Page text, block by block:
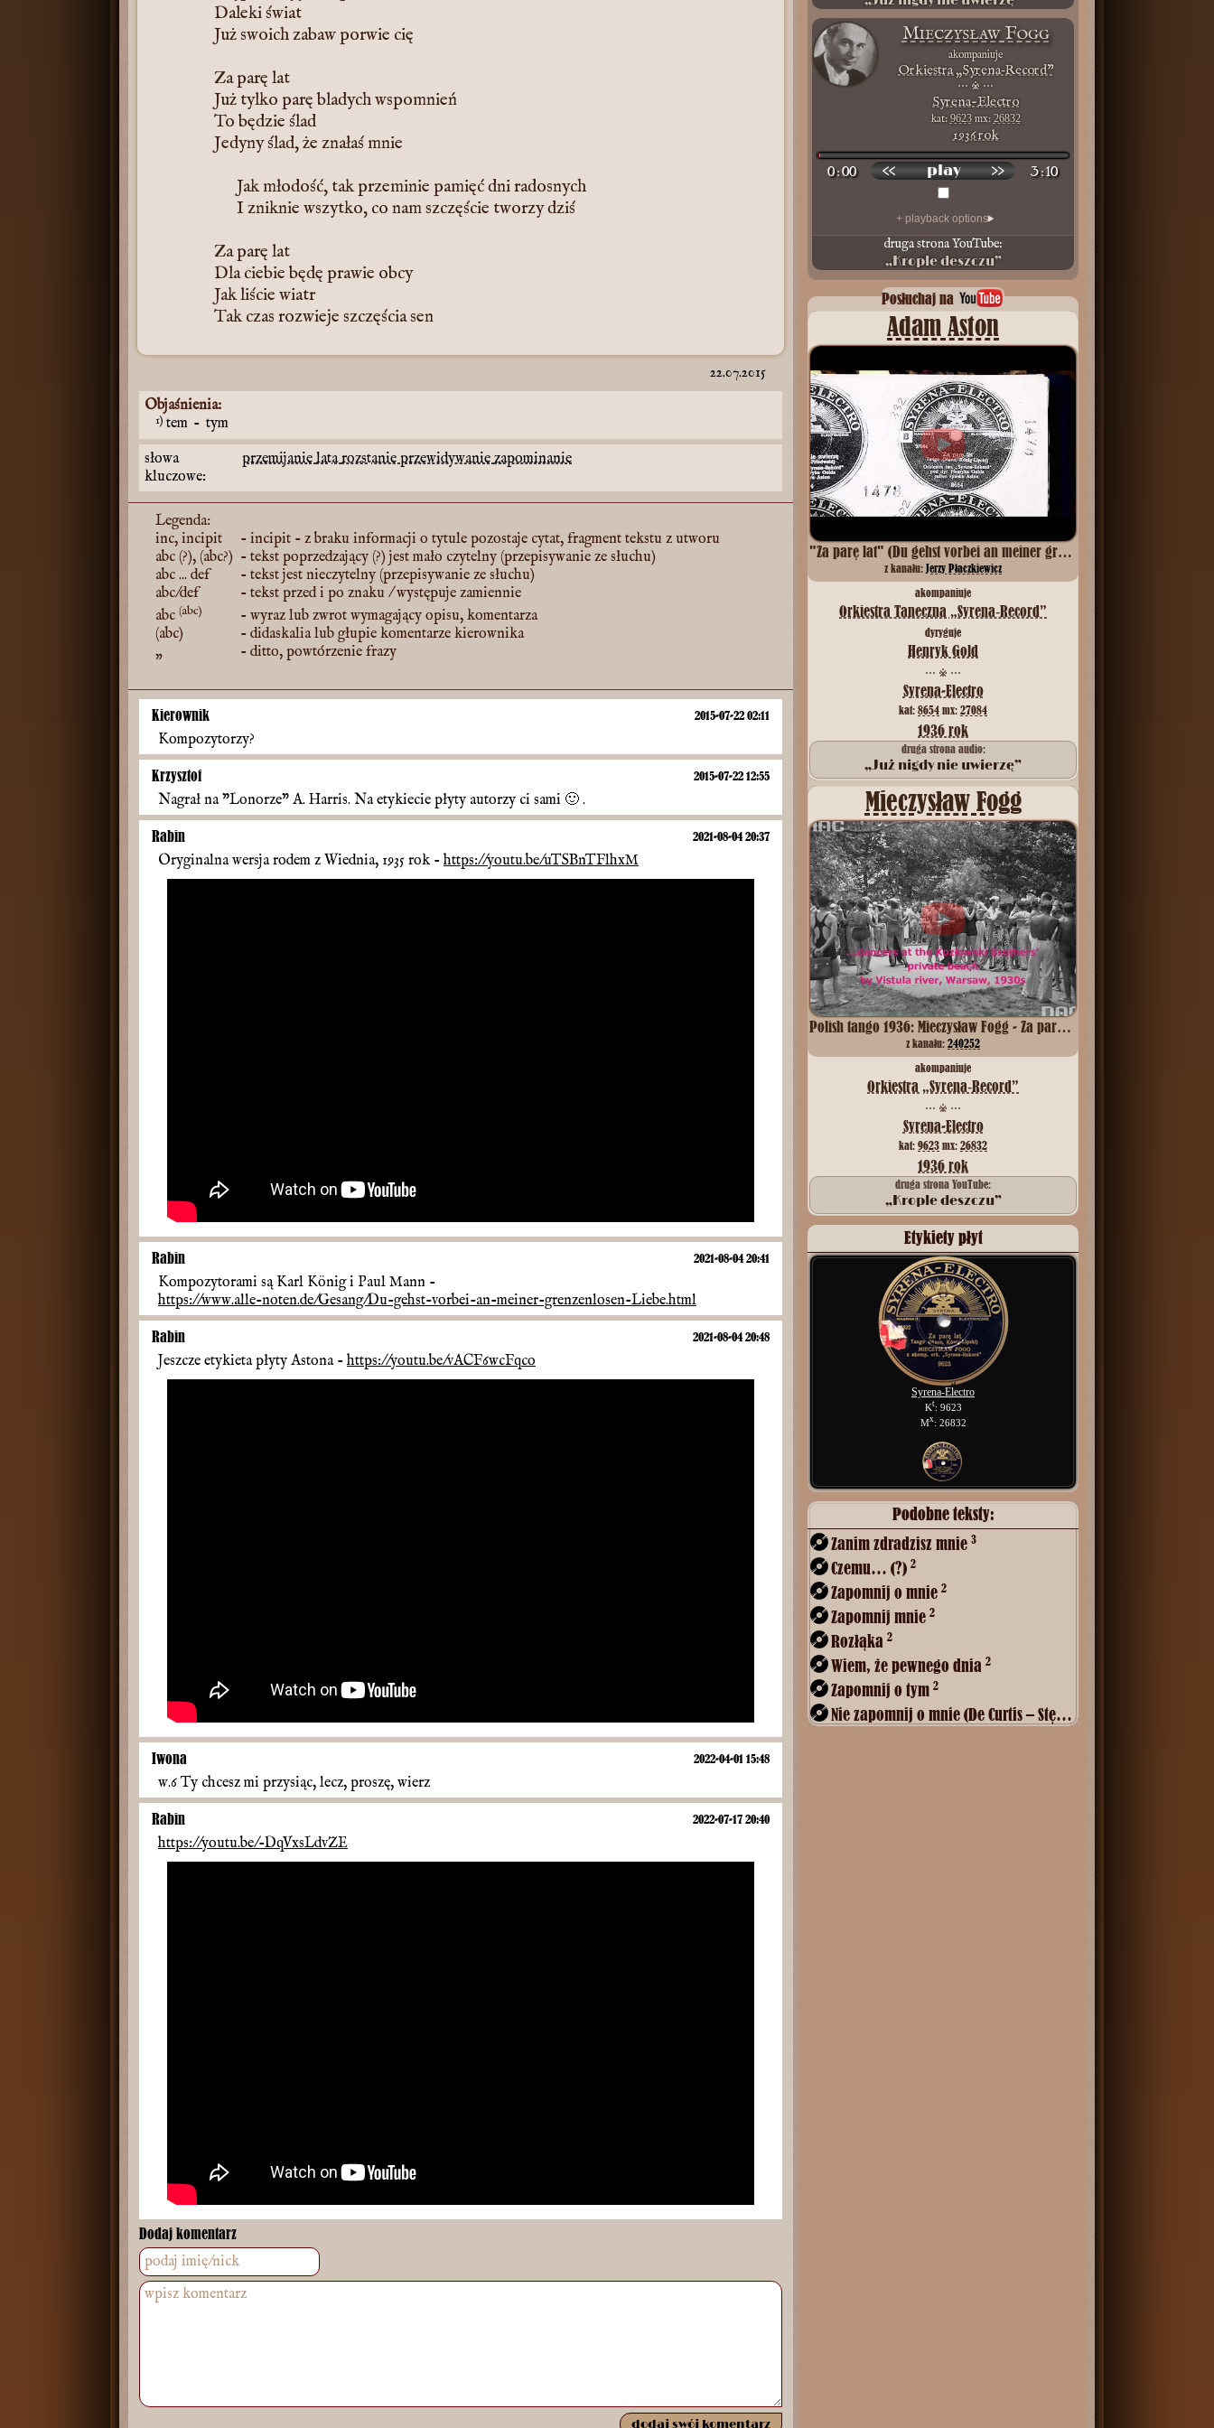
Daleki świat
Już swoich zabaw porwie cię
Za parę lat
Już tylko parę bladych wspomnień
To będzie ślad
Jedyny ślad, że znałaś mnie
Jak młodość, tak przeminie pamięć dni radosnych
I zniknie wszytko, co nam szczęście tworzy dziś
Za parę lat
Dla ciebie będę prawie obcy
Jak liście wiatr
Tak czas rozwieje szczęścia sen
22.07.2015
Objaśnienia:
1) tem - tym
słowa
kluczowe:
przemijanielatarozstanieprzewidywaniezapominanie
Legenda:
inc, incipit
- incipit - z braku informacji o tytule pozostaje cytat, fragment tekstu z utworu
abc (?), (abc?) - tekst poprzedzający (?) jest mało czytelny (przepisywanie ze słuchu)
abc ... def
- tekst jest nieczytelny (przepisywanie ze słuchu)
abc/def
- tekst przed i po znaku / występuje zamiennie
abc (abc)
- wyraz lub zwrot wymagający opisu, komentarza
(abc)
- didaskalia lub głupie komentarze kierownika
„
- ditto, powtórzenie frazy
Kierownik 2015-07-22 02:11
Kompozytorzy?
Krzysztof 2015-07-22 12:55
Nagrał na "Lonorze" A. Harris. Na etykiecie płyty autorzy ci sami 🙂 .
Rabin 2021-08-04 20:37
Oryginalna wersja rodem z Wiednia, 1935 rok - https://youtu.be/uTSBnTFlhxM
Rabin 2021-08-04 20:41
Kompozytorami są Karl König i Paul Mann -
https://www.alle-noten.de/Gesang/Du-gehst-vorbei-an-meiner-grenzenlosen-Liebe.html
Rabin 2021-08-04 20:48
Jeszcze etykieta płyty Astona - https://youtu.be/vACF6wcFqco
Iwona 2022-04-01 15:48
w.6 Ty chcesz mi przysiąc, lecz, proszę, wierz
Rabin 2022-07-17 20:40
https://youtu.be/-DqVxsLdvZE
Dodaj komentarz
Mieczysław Fogg
akompaniuje
Orkiestra „Syrena‑Record”
⋯ ※ ⋯
Syrena-Electro
kat: 9623mx: 26832
1936 rok
0 : 00 3 : 10
druga strona YouTube:
„Krople deszczu”
Posłuchaj na
Adam Aston
"Za parę lat" (Du gehst vorbei an meiner grenzenlosen Liebe) - Aston/Gold, 1936
z kanału: Jerzy Płaczkiewicz
akompaniuje
Orkiestra Taneczna „Syrena‑Record”
dyryguje
Henryk Gold
⋯ ※ ⋯
Syrena-Electro
kat: 8654 mx: 27084
1936 rok
druga strona audio:
„Już nigdy nie uwierzę”
Mieczysław Fogg
Polish tango 1936: Mieczysław Fogg - Za parę lat (In a Few Years...)
z kanału: 240252
akompaniuje
Orkiestra „Syrena‑Record”
⋯ ※ ⋯
Syrena-Electro
kat: 9623 mx: 26832
1936 rok
druga strona YouTube:
„Krople deszczu”
Etykiety płyt
Syrena-Electro
Kt: 9623
Mx: 26832
Podobne teksty:
Zanim zdradzisz mnie 3
Czemu… (?) 2
Zapomnij o mnie 2
Zapomnij mnie 2
Rozłąka 2
Wiem, że pewnego dnia 2
Zapomnij o tym 2
Nie zapomnij o mnie (De Curtis – Stępień)